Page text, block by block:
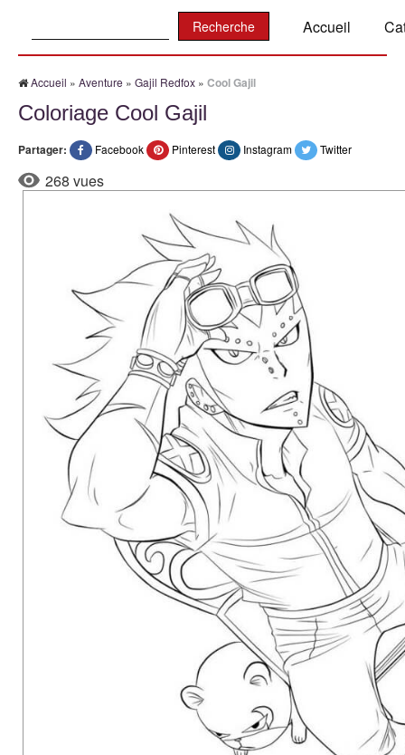
Accueil
Accueil » Aventure » Gajil Redfox » Cool Gajil
Coloriage Cool Gajil
Partager: Facebook Pinterest Instagram Twitter
268 vues